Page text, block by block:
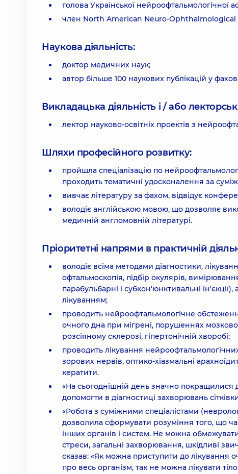
голова Української нейроофтальмологічної
член North American Neuro-
Наукова діяльність:
доктор медичних наук;
автор більше 100 наукових публікацій у
Викладацька діяльність і / або
лектор науково-освітніх проектів з
Шляхи професійного розвитку:
пройшла спеціалізацію по
проходить тематичні удосконалення за
вивчає літературу за фахом, відвідує
володіє англійською мовою, що дозволяє
медичній англомовній літературі.
Пріоритетні напрями в практичній
володіє всіма методами діагностики,
офтальмоскопія, підбір окулярів,
парабульбарні і субкон'юнктивальні
лікуванням;
проводить нейроофтальмологічне
очного дна при мігрені, порушеннях
розсіяному склерозі, гіпертонічній хворобі;
проводить лікування
зорових нервів, оптико-хіазмальні
кератити.
«На сьогоднішній день значно покращилися
допомогти в діагностиці захворювань
«Робота з суміжними спеціалістами
дозволила сформувати розуміння того, що
інших органів і систем. Не можна
стреси, загальні захворювання, шкідливі
сказав: «Як можна приступити до лікування
про весь організм, так не можна лікувати